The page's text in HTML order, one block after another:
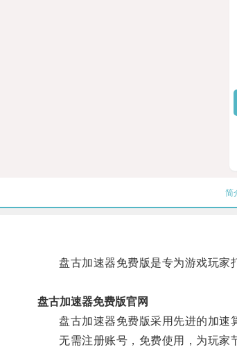
简
盘古加速器免费版是专为游戏玩家打
盘古加速器免费版官网
盘古加速器免费版采用先进的加速
无需注册账号，免费使用，为玩家节